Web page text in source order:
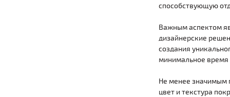
способствующую
Важным аспектом
дизайнерские
создания
минимальное время
Не менее значимым
цвет и текстура